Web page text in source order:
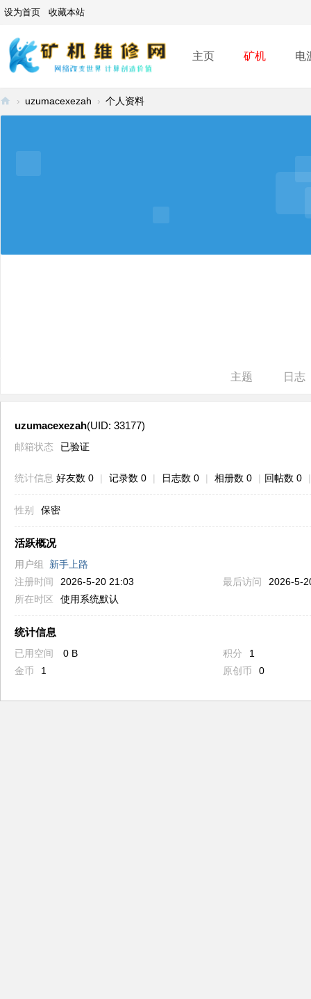
设为首页 收藏本站
主页 矿机 电
› uzumacexezah › 个人资料
主题 日志
uzumacexezah(UID: 33177)
邮箱状态 已验证
统计信息 好友数 0 | 记录数 0 | 日志数 0 | 相册数 0 | 回帖数 0 |
性别 保密
活跃概况
用户组 新手上路
注册时间
2026-5-20 21:03 最后访问
2026-5-
所在时区
使用系统默认
统计信息
已用空间 0 B 积分
1
金币
1 原创币 0